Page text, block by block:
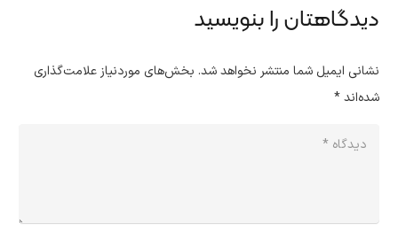
دیدگاهتان را بنویسید
نشانی ایمیل شما منتشر نخواهد شد. بخش‌های موردنیاز علامت‌گذاری
شده‌اند*